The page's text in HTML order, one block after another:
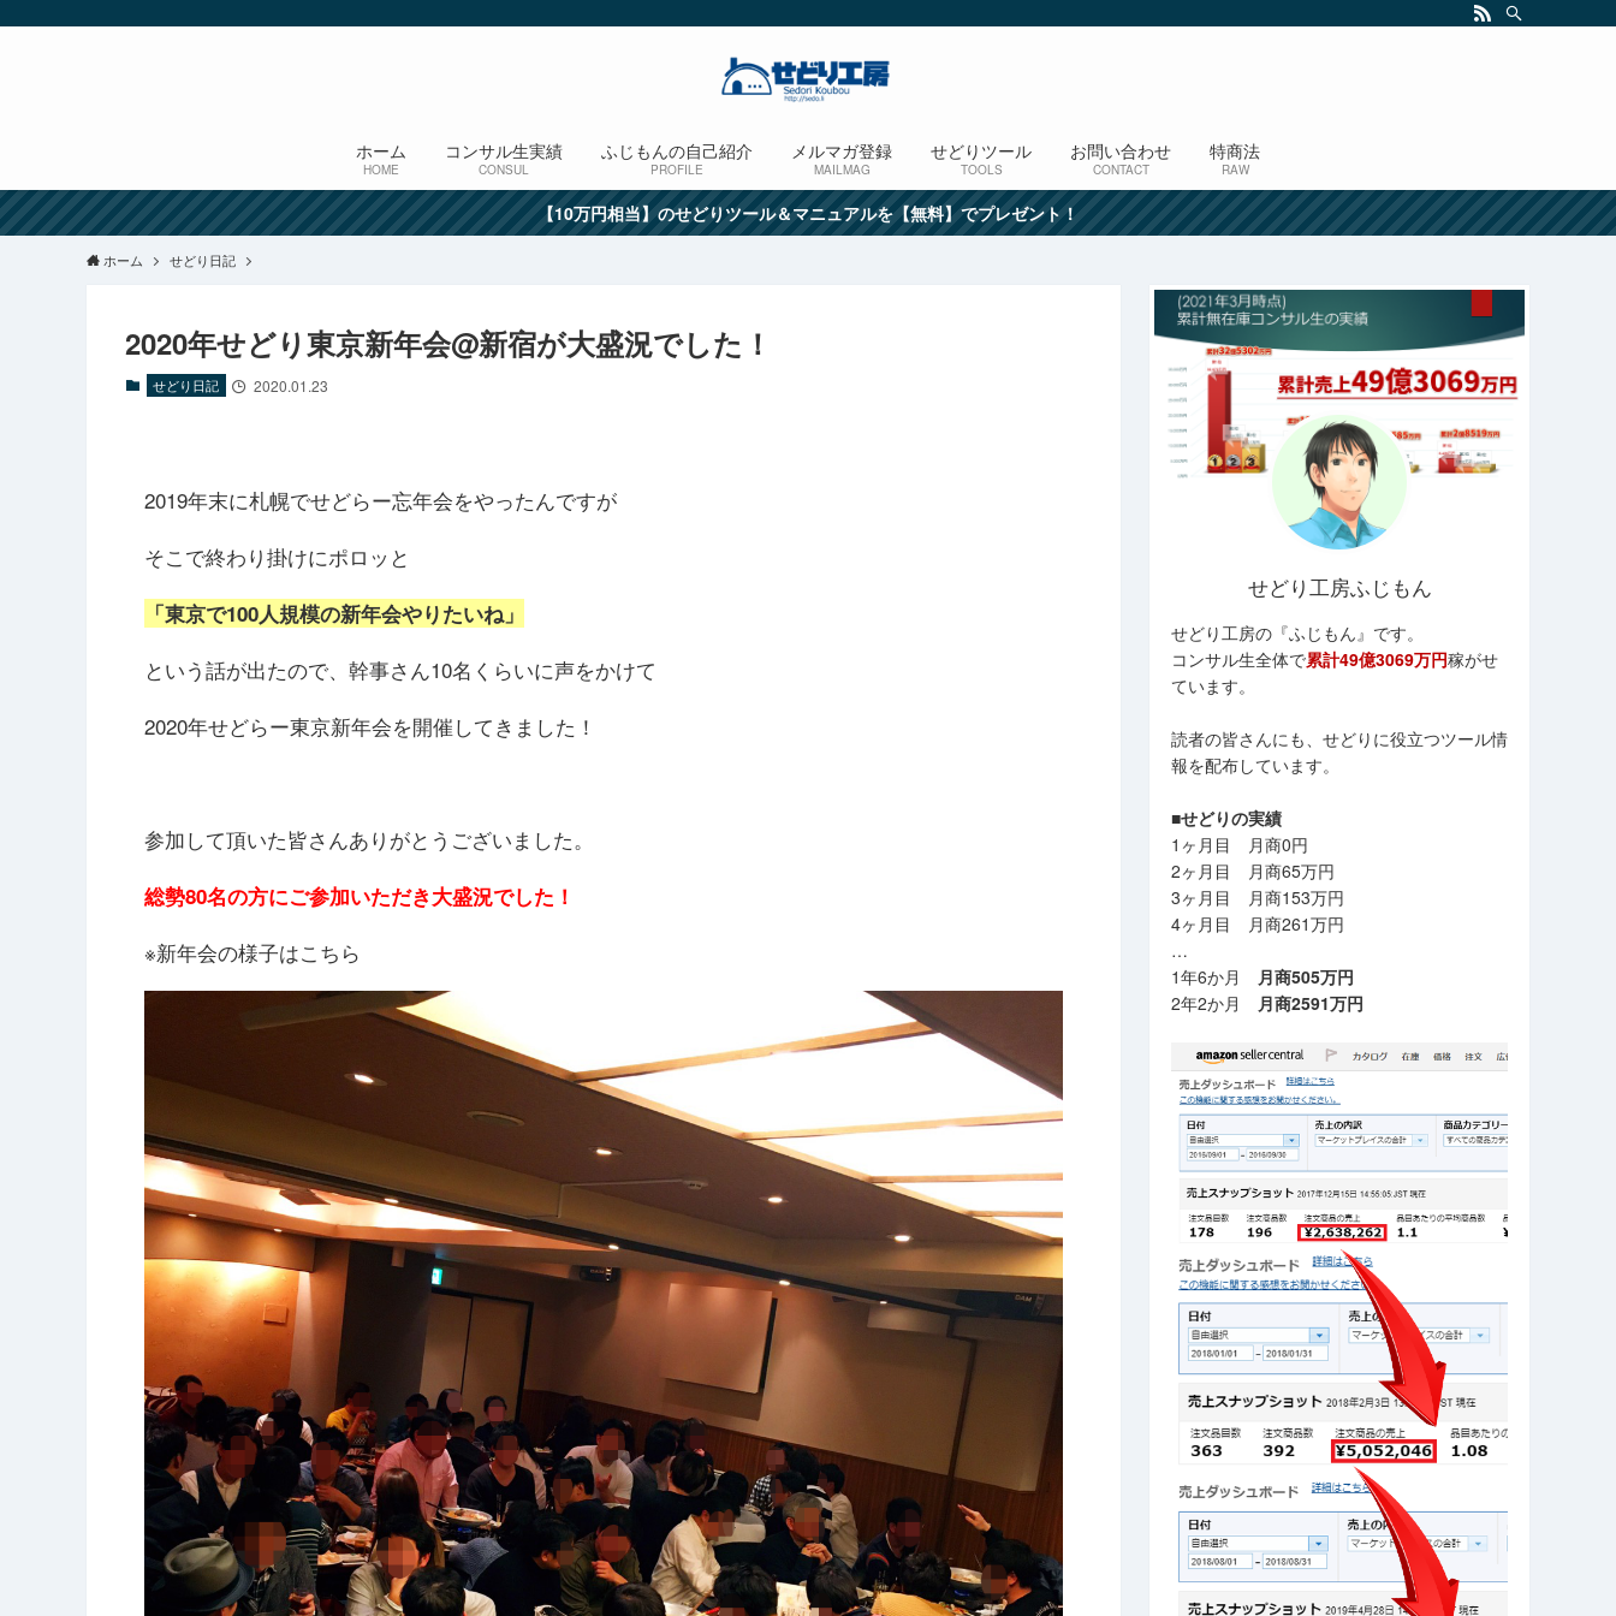
ホーム
HOME
コンサル生実績
CONSUL
ふじもんの自己紹介
PROFILE
メルマガ登録
MAILMAG
せどりツール
TOOLS
お問い合わせ
CONTACT
特商法
RAW
【10万円相当】のせどりツール＆マニュアルを【無料】でプレゼント！
ホーム せどり日記
2020年せどり東京新年会@新宿が大盛況でした！
せどり日記 2020.01.23
2019年末に札幌でせどらー忘年会をやったんですが
そこで終わり掛けにポロッと
「東京で100人規模の新年会やりたいね」
という話が出たので、幹事さん10名くらいに声をかけて
2020年せどらー東京新年会を開催してきました！
参加して頂いた皆さんありがとうございました。
総勢80名の方にご参加いただき大盛況でした！
※新年会の様子はこちら
せどり工房ふじもん
せどり工房の『ふじもん』です。
コンサル生全体で累計49億3069万円稼がせ
ています。
読者の皆さんにも、せどりに役立つツール情
報を配布しています。
■せどりの実績
1ヶ月目 月商0円
2ヶ月目 月商65万円
3ヶ月目 月商153万円
4ヶ月目 月商261万円
…
1年6か月 月商505万円
2年2か月 月商2591万円